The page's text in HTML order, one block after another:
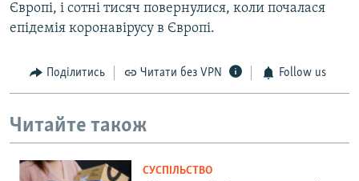
Європі, і сотні тисяч повернулися, коли почалася
епідемія коронавірусу в Європі.
Поділитись Читати без VPN Follow us
Читайте також
СУСПІЛЬСТВО